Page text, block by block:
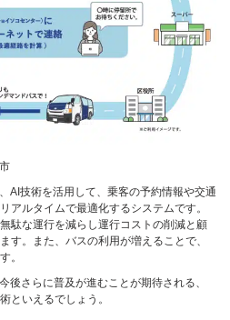
AI技術を活用して、乗客の予約情報や交通
アルタイムで最適化するシステムです。
駄な運行を減らし運行コストの削減と顧
す。また、バスの利用が増えることで、
。
後さらに普及が進むことが期待される、
といえるでしょう。